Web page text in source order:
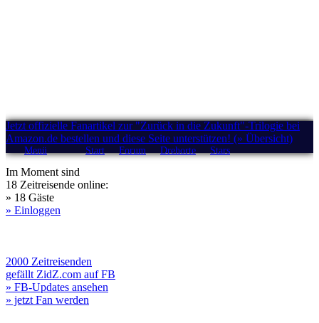
Jetzt offizielle Fanartikel zur "Zurück in die Zukunft"-Trilogie bei
Amazon.de bestellen und diese Seite unterstützen! (» Übersicht)
Menü Start Forum Drehorte Stars
Im Moment sind
18 Zeitreisende online:
» 18 Gäste
» Einloggen
2000 Zeitreisenden
gefällt ZidZ.com auf FB
» FB-Updates ansehen
» jetzt Fan werden